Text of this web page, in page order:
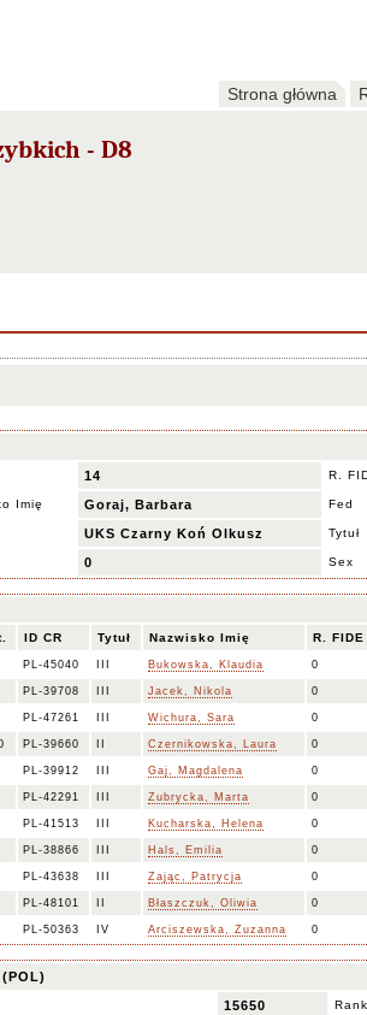
Strona główna
- D8
14 R.
Imię Goraj, Barbara Fed
UKS Czarny Koń Olkusz Tytuł
0 Sex
ID CR Tytuł Nazwisko Imię R. FIDE
PL-45040 Bukowska, Klaudia 0
PL-39708 Jacek, Nikola 0
PL-47261 Wichura, Sara 0
PL-39660 Czernikowska, Laura 0
PL-39912 Gaj, Magdalena 0
PL-42291 Zubrycka, Marta 0
PL-41513 Kucharska, Helena 0
PL-38866 Hals, Emilia 0
PL-43638 Zając, Patrycja 0
PL-48101 Błaszczuk, Oliwia 0
PL-50363 IV Arciszewska, Zuzanna 0
15650